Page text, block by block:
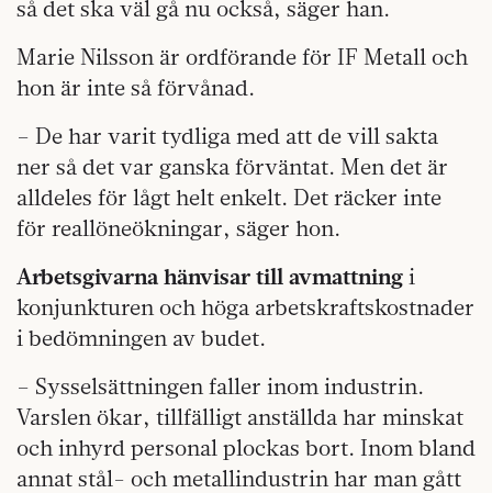
så det ska väl gå nu också, säger han.
Marie Nilsson är ordförande för IF Metall och
hon är inte så förvånad.
– De har varit tydliga med att de vill sakta
ner så det var ganska förväntat. Men det är
alldeles för lågt helt enkelt. Det räcker inte
för reallöneökningar, säger hon.
Arbetsgivarna hänvisar till avmattning i
konjunkturen och höga arbetskraftskostnader
i bedömningen av budet.
– Sysselsättningen faller inom industrin.
Varslen ökar, tillfälligt anställda har minskat
och inhyrd personal plockas bort. Inom bland
annat stål- och metallindustrin har man gått